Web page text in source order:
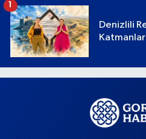
Denizlili
1